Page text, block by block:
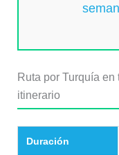
Ruta por Turquía en
itinerario
Duración